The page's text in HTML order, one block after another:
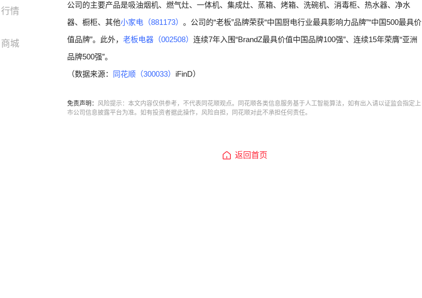
行情
商城
公司的主要产品是吸油烟机、燃气灶、一体机、集成灶、蒸箱、烤箱、洗碗机、消毒柜、热水器、净水
器、橱柜、其他小家电（881173） 。公司的“老板”品牌荣获“中国厨电行业最具影响力品牌”“中国500最具价
值品牌”。此外， 老板电器（002508） 连续7年入围“BrandZ最具价值中国品牌100强”、连续15年荣膺“亚洲
品牌500强”。
（数据来源：
同花顺（300033） iFinD）
免责声明： 风险提示：本文内容仅供参考，不代表同花顺观点。同花顺各类信息服务基于人工智能算法，如有出入请以证监会指定上
市公司信息披露平台为准。如有投资者据此操作，风险自担，同花顺对此不承担任何责任。
返回首页